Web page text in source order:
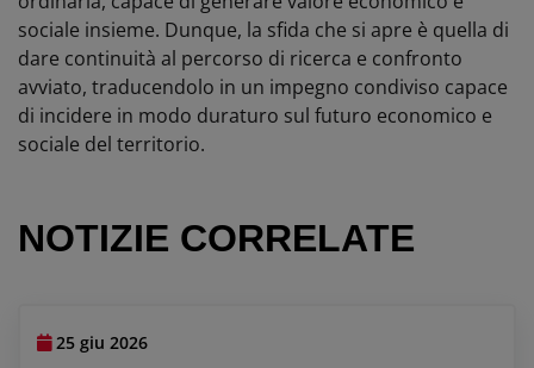
sociale insieme. Dunque, la sfida che si apre è quella di
dare continuità al percorso di ricerca e confronto
avviato, traducendolo in un impegno condiviso capace
di incidere in modo duraturo sul futuro economico e
sociale del territorio.
NOTIZIE CORRELATE
25 giu 2026